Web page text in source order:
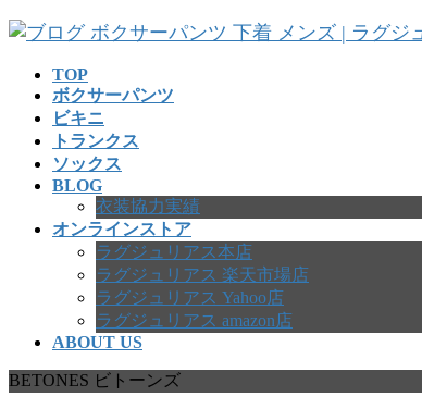
コ
ナ
TOP
ボクサーパンツ
ビキニ
トランクス
ソックス
BLOG
衣装協力実績
オンラインストア
ラグジュリアス本店
ラグジュリアス 楽天市場店
ラグジュリアス Yahoo店
ラグジュリアス amazon店
ABOUT US
BETONES ビトーンズ